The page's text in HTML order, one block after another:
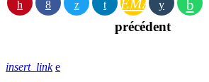
EMAIL
précédent
insert_link